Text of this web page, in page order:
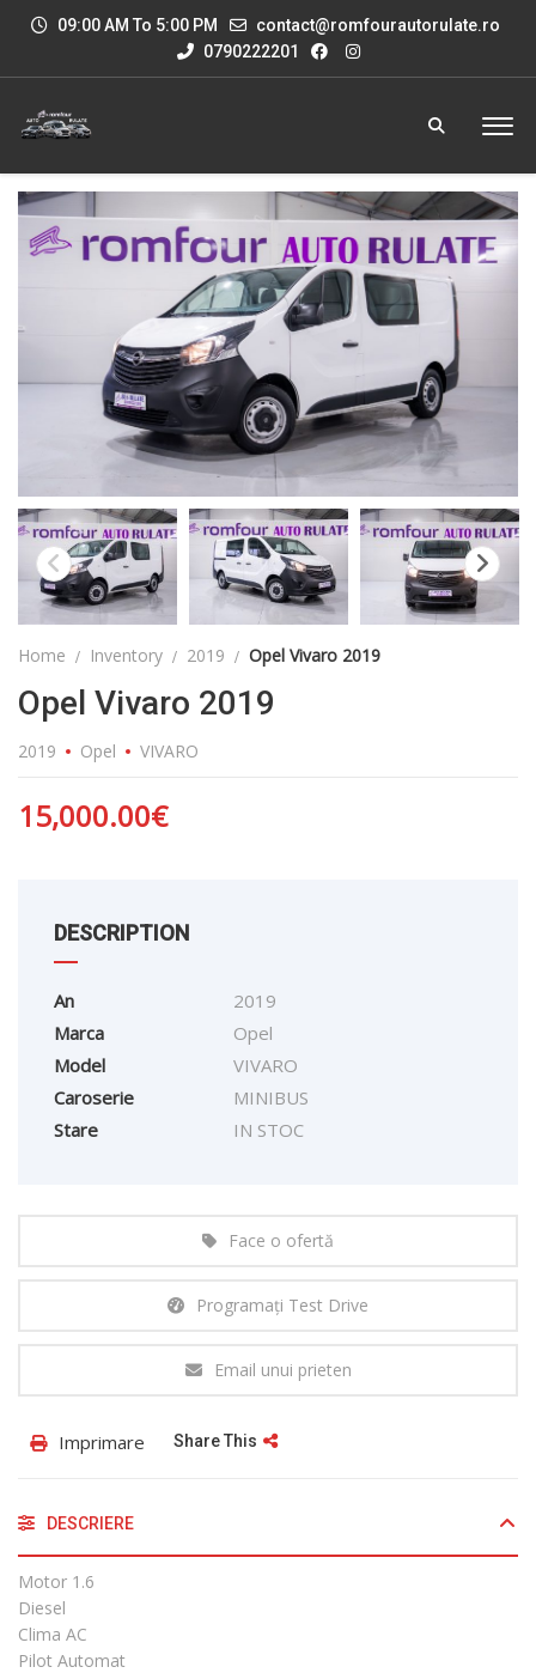
09:00 AM To 5:00 PM
contact@romfourautorulate.ro
0790222201
Home Inventory 2019 Opel Vivaro 2019
Opel Vivaro 2019
2019 Opel VIVARO
15,000.00€
DESCRIPTION
An
2019
Marca
Opel
Model
VIVARO
Caroserie
MINIBUS
Stare
IN STOC
Face o ofertă
Programați Test Drive
Email unui prieten
Imprimare Share This
DESCRIERE
Motor 1.6
Diesel
Clima AC
Pilot Automat